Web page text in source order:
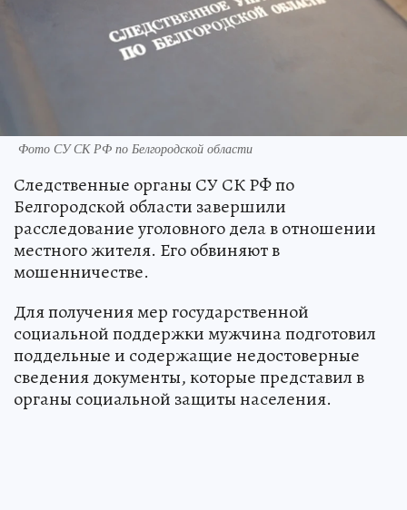
Фото СУ СК РФ по Белгородской области
Следственные органы СУ СК РФ по
Белгородской области завершили
расследование уголовного дела в отношении
местного жителя. Его обвиняют в
мошенничестве.
Для получения мер государственной
социальной поддержки мужчина подготовил
поддельные и содержащие недостоверные
сведения документы, которые представил в
органы социальной защиты населения.